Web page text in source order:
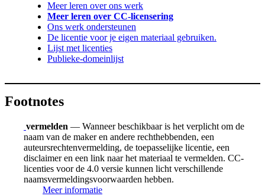
Meer leren over ons werk
Meer leren over CC-licensering
Ons werk ondersteunen
De licentie voor je eigen materiaal gebruiken.
Lijst met licenties
Publieke-domeinlijst
Footnotes
vermelden — Wanneer beschikbaar is het verplicht om de
naam van de maker en andere rechthebbenden, een
auteursrechtenvermelding, de toepasselijke licentie, een
disclaimer en een link naar het materiaal te vermelden. CC-
licenties voor de 4.0 versie kunnen licht verschillende
naamsvermeldingsvoorwaarden hebben.
Meer informatie